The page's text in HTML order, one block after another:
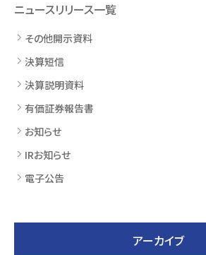
ニュースリリース一覧
その他開示資料
決算短信
決算説明資料
有価証券報告書
お知らせ
IRお知らせ
電子公告
アーカイブ